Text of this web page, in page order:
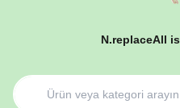
N.replaceAll